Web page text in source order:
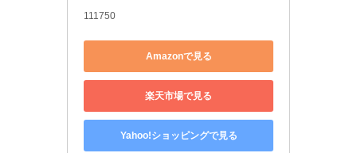
111750
Amazonで見る
楽天市場で見る
Yahoo!ショッピングで見る